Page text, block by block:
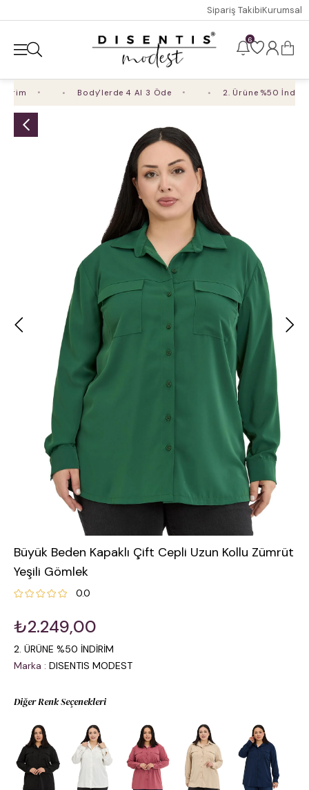
Sipariş TakibiKurumsal
6
Body'lerde 4 Al 3 Öde 2. Ürüne %50 İndirim
Büyük Beden Kapaklı Çift Cepli Uzun Kollu Zümrüt
Yeşili Gömlek
0.0
₺2.249,00
2. ÜRÜNE %50 İNDİRİM
Marka : DISENTIS MODEST
Diğer Renk Seçenekleri